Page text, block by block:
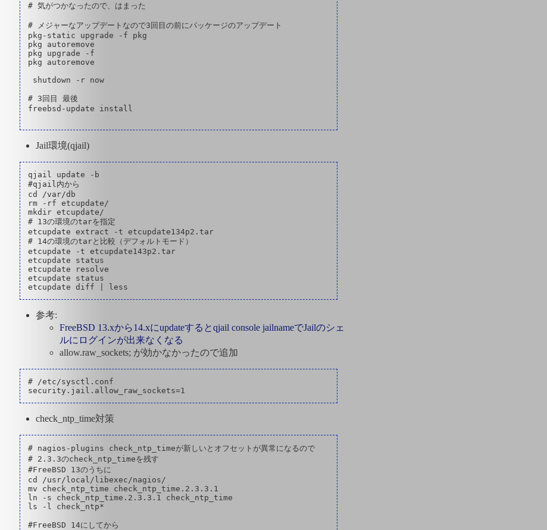
# 気がつかなったので、はまった
# メジャーなアップデートなので3回目の前にパッケージのアップデート
pkg-static upgrade -f pkg
pkg autoremove
pkg upgrade -f
pkg autoremove
shutdown -r now
# 3回目 最後
freebsd-update install
Jail環境(qjail)
qjail update -b
#qjail内から
cd /var/db
rm -rf etcupdate/
mkdir etcupdate/
# 13の環境のtarを指定
etcupdate extract -t etcupdate134p2.tar
# 14の環境のtarと比較（デフォルトモード）
etcupdate -t etcupdate143p2.tar
etcupdate status
etcupdate resolve
etcupdate status
参考:
FreeBSD 13.xから14.xにupdateするとqjail console jailnameでJailのシェ
ルにログインが出来なくなる
allow.raw_sockets; が効かなかったので追加
# /etc/sysctl.conf
check_ntp_time対策
# nagios-plugins check_ntp_timeが新しいとオフセットが異常になるので
# 2.3.3のcheck_ntp_timeを残す
#FreeBSD 13のうちに
cd /usr/local/libexec/nagios/
mv check_ntp_time check_ntp_time.2.3.3.1
ln -s check_ntp_time.2.3.3.1 check_ntp_time
ls -l check_ntp*
#FreeBSD 14にしてから